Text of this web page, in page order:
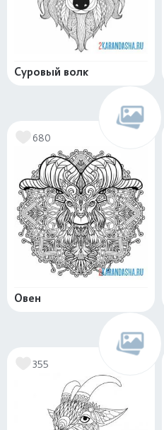
Суровый волк
680
Овен
355